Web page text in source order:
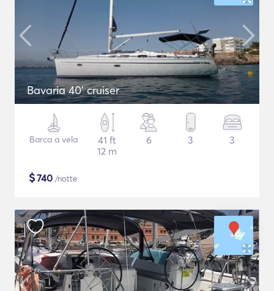
Bavaria 40' cruiser
Barca a vela
41 ft
12 m
6 3 3
$740 /notte